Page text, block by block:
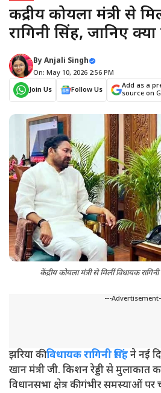
केंद्रीय कोयला मंत्री से
रागिनी सिंह, जानिए
ByAnjali Singh
On: May 10, 2026 2:56 PM
Join Us
Follow Us
Add as a
source on
केंद्रीय कोयला मंत्री से मिलीं विधायक
---
झरिया कीविधायक रागिनी सिंहने नई
खान मंत्री जी. किशन रेड्डी से मुलाकात
विधानसभा क्षेत्र की गंभीर समस्याओं पर